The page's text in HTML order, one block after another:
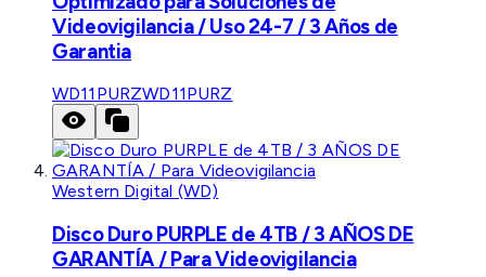
Videovigilancia / Uso 24-7 / 3 Años de
Garantia
WD11PURZWD11PURZ
Western Digital (WD)
Disco Duro PURPLE de 4TB / 3 AÑOS DE
GARANTÍA / Para Videovigilancia